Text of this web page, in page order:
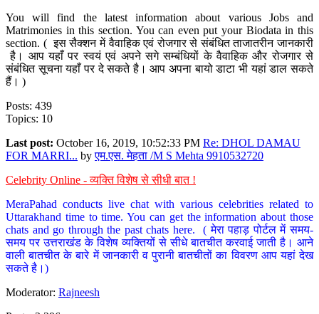
You will find the latest information about various Jobs and
Matrimonies in this section. You can even put your Biodata in this
section. ( इस सैक्शन में वैवाहिक एवं रोजगार से संबंधित ताजातरीन जानकारी
है। आप यहाँ पर स्वयं एवं अपने सगे सम्बंधियों के वैवाहिक और रोजगार से
संबंधित सूचना यहाँ पर दे सकते है। आप अपना बायो डाटा भी यहां डाल सकते
हैं। )
Posts: 439
Topics: 10
Last post: October 16, 2019, 10:52:33 PM Re: DHOL DAMAU
FOR MARRI... byएम.एस. मेहता /M S Mehta 9910532720
Celebrity Online - व्यक्ति विशेष से सीधी बात !
MeraPahad conducts live chat with various celebrities related to
Uttarakhand time to time. You can get the information about those
chats and go through the past chats here. ( मेरा पहाड़ पोर्टल में समय-
समय पर उत्तराखंड के विशेष व्यक्तियों से सीधे बातचीत करवाई जाती है। आने
वाली बातचीत के बारे में जानकारी व पुरानी बातचीतों का विवरण आप यहां देख
सकते है।)
Moderator: Rajneesh